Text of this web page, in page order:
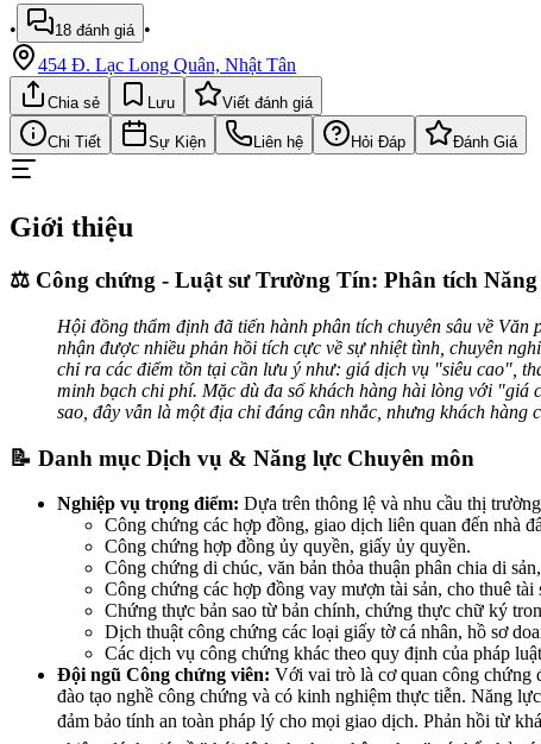
•
18 đánh giá •
454 Đ. Lạc Long Quân, Nhật Tân
Chia sẻ Lưu Viết đánh giá
Chi Tiết Sự Kiện Liên hệ Hỏi Đáp Đánh Giá
Giới thiệu
⚖️ Công chứng - Luật sư Trường Tín: Phân tích
Hội đồng thẩm định đã tiến hành phân tích chuyên sâu về
nhận được nhiều phản hồi tích cực về sự nhiệt tình, chuyên
chỉ ra các điểm tồn tại cần lưu ý như: giá dịch vụ "siêu cao",
minh bạch chi phí. Mặc dù đa số khách hàng hài lòng với
sao, đây vẫn là một địa chỉ đáng cân nhắc, nhưng khách
📝 Danh mục Dịch vụ & Năng lực Chuyên môn
Nghiệp vụ trọng điểm: Dựa trên thông lệ và nhu cầu thị
Công chứng các hợp đồng, giao dịch liên quan đến nhà
Công chứng hợp đồng ủy quyền, giấy ủy quyền.
Công chứng di chúc, văn bản thỏa thuận phân chia di
Công chứng các hợp đồng vay mượn tài sản, cho thuê tài
Chứng thực bản sao từ bản chính, chứng thực chữ ký
Dịch thuật công chứng các loại giấy tờ cá nhân, hồ sơ
Các dịch vụ công chứng khác theo quy định của pháp
Đội ngũ Công chứng viên: Với vai trò là cơ quan công chứng
đào tạo nghề công chứng và có kinh nghiệm thực tiễn. Năng
đảm bảo tính an toàn pháp lý cho mọi giao dịch. Phản hồi từ